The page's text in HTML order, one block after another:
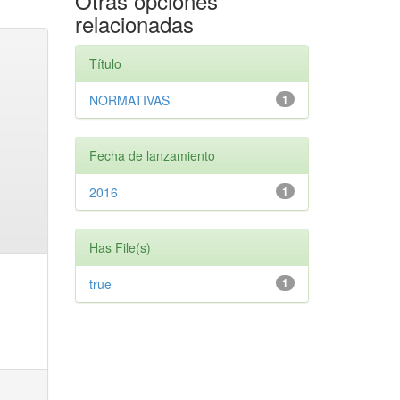
relacionadas
Título
1
NORMATIVAS
Fecha de lanzamiento
1
2016
Has File(s)
1
true